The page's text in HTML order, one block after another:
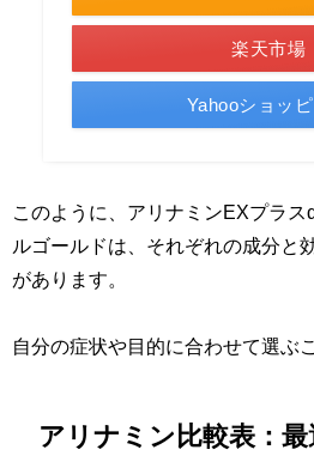
楽天市場
Yahooショッ
このように、アリナミンEXプラス
ルゴールドは、それぞれの成分と
があります。
自分の症状や目的に合わせて選ぶ
アリナミン比較表：